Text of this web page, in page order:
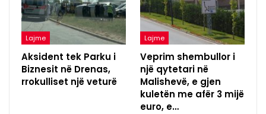
Lajme
Aksident tek Parku i
Biznesit në Drenas,
rrokulliset një veturë
Lajme
Veprim shembullor i
një qytetari në
Malishevë, e gjen
kuletën me afër 3 mijë
euro, e…